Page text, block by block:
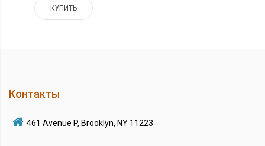
КУПИТЬ
Контакты
461 Avenue P, Brooklyn, NY 11223